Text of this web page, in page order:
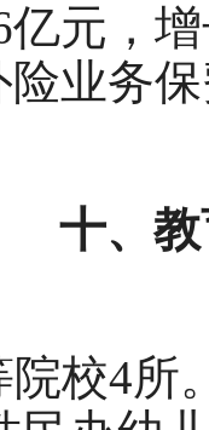
元，
险业务
十、
校4所